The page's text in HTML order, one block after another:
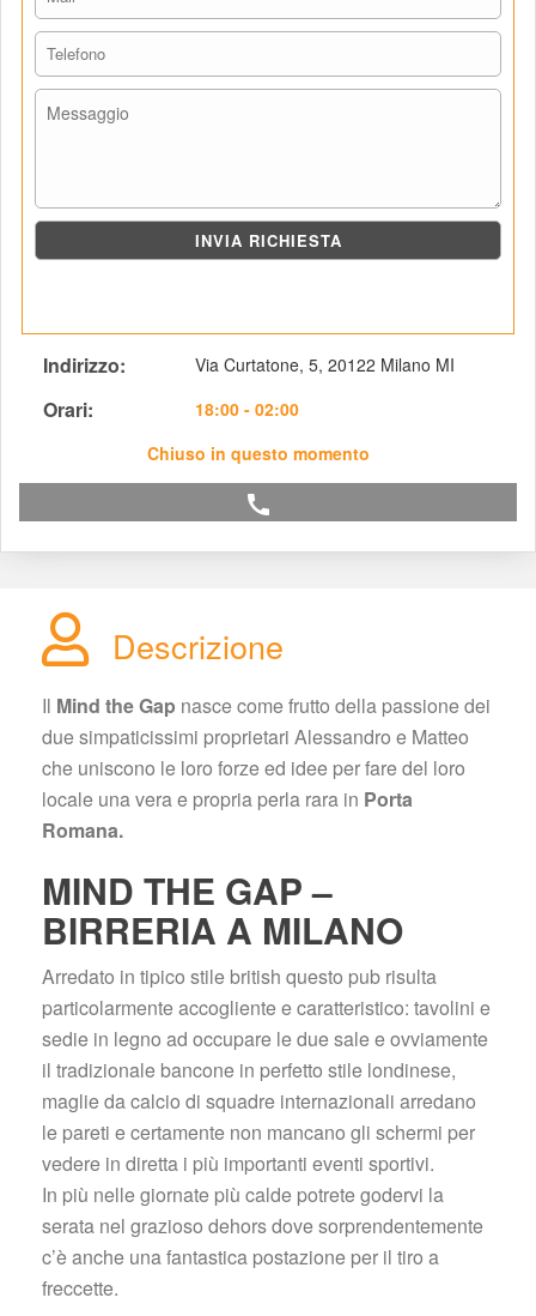
Indirizzo: Via Curtatone, 5, 20122 Milano MI
Orari:
18:00 - 02:00
Chiuso in questo momento
call
Descrizione
Il Mind the Gap nasce come frutto della passione dei
due simpaticissimi proprietari Alessandro e Matteo
che uniscono le loro forze ed idee per fare del loro
locale una vera e propria perla rara in Porta
Romana.
MIND THE GAP –
BIRRERIA A MILANO
Arredato in tipico stile british questo pub risulta
particolarmente accogliente e caratteristico: tavolini e
edie in legno ad occupare le due sale e ovviamente
il tradizionale bancone in perfetto stile londinese,
maglie da calcio di squadre internazionali arredano
le pareti e certamente non mancano gli schermi per
vedere in diretta i più importanti eventi sportivi.
In più nelle giornate più calde potrete godervi la
erata nel grazioso dehors dove sorprendentemente
c’è anche una fantastica postazione per il tiro a
freccette.